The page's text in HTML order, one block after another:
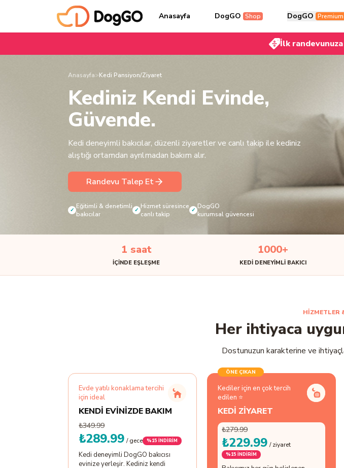
Anasayfa DogGO Shop DogGO Premium
İlk
Anasayfa>Kedi Pansiyon/Ziyaret
Kediniz Kendi Evinde,
Güvende.
Kedi deneyimli bakıcılar, düzenli ziyaretler ve canlı takip ile kediniz
alıştığı ortamdan ayrılmadan bakım alır.
Randevu Talep Et
✓ Eğitimli & denetimli
bakıcılar
✓ Hizmet süresince
canlı takip
✓ DogGO
kurumsal güvencesi
1 saat
IÇINDE EŞLEŞME
1000+
KEDI DENEYIMLI BAKICI
HİZMETLER
Her ihtiyaca
Dostunuzun karakterine ve
Evde yatılı konaklama tercihi
için ideal
KENDİ EVİNİZDE BAKIM
₺349.99
₺289.99 / gece %15 İNDİRİM
Kedi deneyimli DogGO bakıcısı
evinize yerleşir. Kediniz kendi
ÖNE ÇIKAN
Kediler için en çok tercih
edilen ⭐
KEDİ ZİYARET
₺279.99
₺229.99 / ziyaret
%15 İNDİRİM